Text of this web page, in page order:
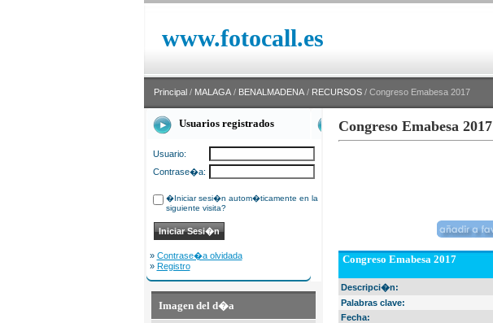
www.fotocall.es
Principal / MALAGA / BENALMADENA / RECURSOS / Congreso Emabesa 2017
Usuarios registrados
Usuario:
Contrase�a:
�Iniciar sesi�n autom�ticamente en la
siguiente visita?
» Contrase�a olvidada
» Registro
Imagen del d�a
Congreso Emabesa 2017
Congreso Emabesa 2017
Descripci�n:
Palabras clave:
Fecha: